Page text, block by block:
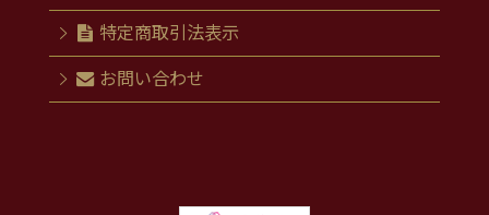
特定商取引法表示
お問い合わせ